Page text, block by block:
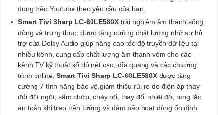
dung trên Youtube theo yêu cầu của bạn.
Smart Tivi Sharp LC-60LE580Xtrải nghiệm âm thanh sống
động và trung thực, được tăng cường chất lượng nhờ sự hỗ
trợ của Dolby Audio giúp nâng cao tốc độ truyền dữ liệu tại
nhiều kênh, cung cấp chất lượng âm thanh vòm cho các
kênh TV kỹ thuật số độ nét cao, đĩa quang và các chương
trình online. Smart Tivi Sharp LC-60LE580X được tăng
cường 7 tính năng bảo vệ,giảm thiểu rủi ro do điện áp thay
đổi đột ngột, sấm chớp, cháy nổ, thay đổi nhiệt độ, rung lắc,
an toàn khi treo trên tường và đảm bảo hoạt động ổn định.